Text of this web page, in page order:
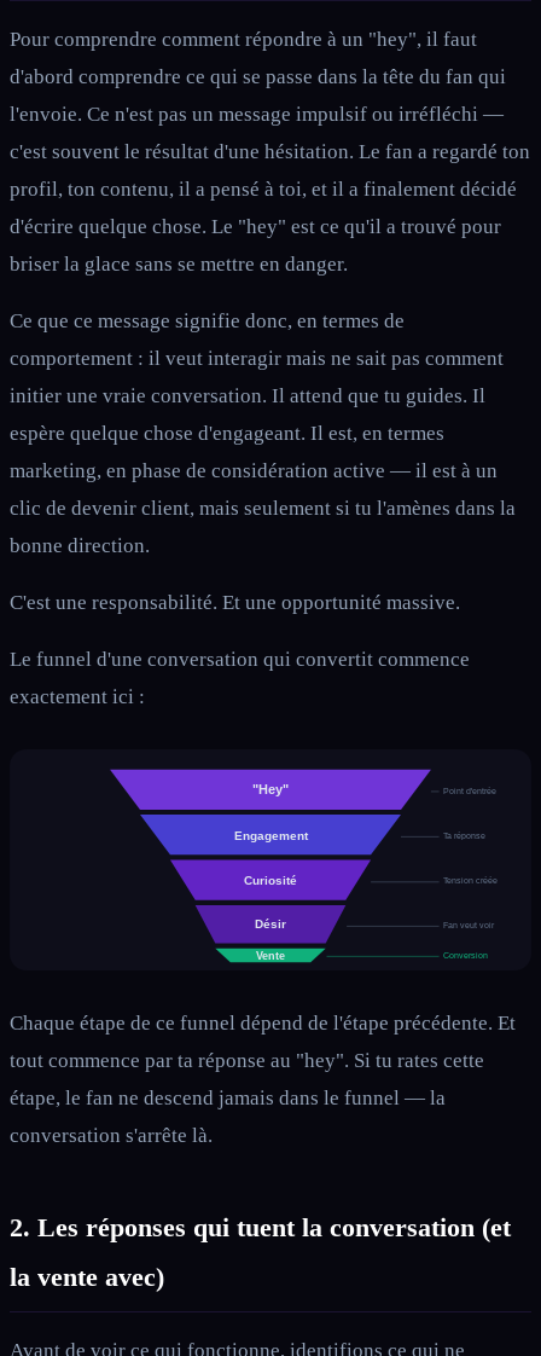
Pour comprendre comment répondre à un "hey", il faut
d'abord comprendre ce qui se passe dans la tête du fan qui
l'envoie. Ce n'est pas un message impulsif ou irréfléchi —
c'est souvent le résultat d'une hésitation. Le fan a regardé ton
profil, ton contenu, il a pensé à toi, et il a finalement décidé
d'écrire quelque chose. Le "hey" est ce qu'il a trouvé pour
briser la glace sans se mettre en danger.
Ce que ce message signifie donc, en termes de
comportement : il veut interagir mais ne sait pas comment
initier une vraie conversation. Il attend que tu guides. Il
espère quelque chose d'engageant. Il est, en termes
marketing, en phase de considération active — il est à un
clic de devenir client, mais seulement si tu l'amènes dans la
bonne direction.
C'est une responsabilité. Et une opportunité massive.
Le funnel d'une conversation qui convertit commence
exactement ici :
"Hey"
Engagement
Curiosité
Désir
Vente
Point d'entrée
Ta réponse
Tension créée
Fan veut voir
Conversion
Chaque étape de ce funnel dépend de l'étape précédente. Et
tout commence par ta réponse au "hey". Si tu rates cette
étape, le fan ne descend jamais dans le funnel — la
conversation s'arrête là.
2. Les réponses qui tuent la conversation (et
la vente avec)
Avant de voir ce qui fonctionne, identifions ce qui ne